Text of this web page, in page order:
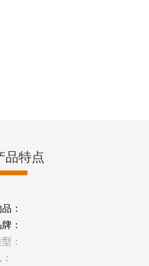
品特点
：
：
：